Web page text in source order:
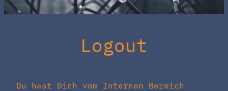
Logout
Du hast Dich vom Internen Bereich